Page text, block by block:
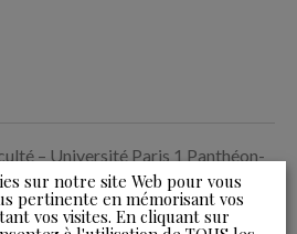
– Université Paris 1 Panthéon-
sur notre site Web pour vous
pertinente en mémorisant vos
vos visites. En cliquant sur